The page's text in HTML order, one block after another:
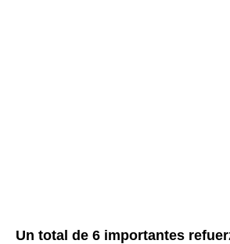
Un total de 6 importantes